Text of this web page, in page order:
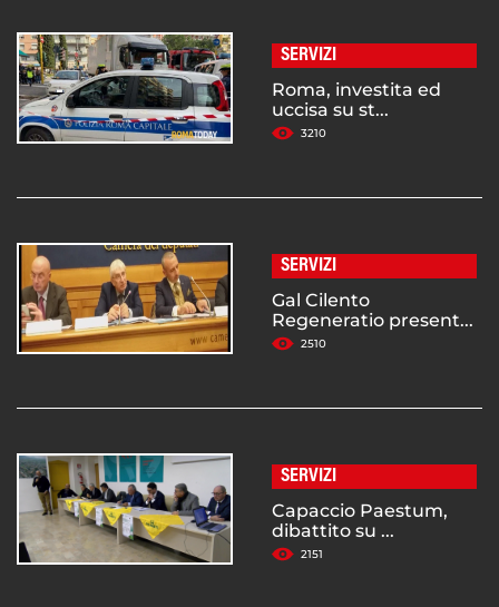
SERVIZI
Roma, investita ed
uccisa su st...
3210
SERVIZI
Gal Cilento
Regeneratio present...
2510
SERVIZI
Capaccio Paestum,
dibattito su ...
2151